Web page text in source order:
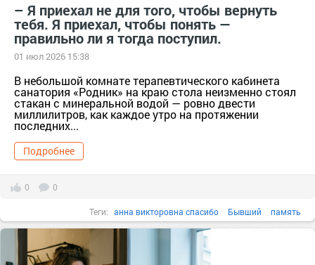
– Я приехал не для того, чтобы вернуть
тебя. Я приехал, чтобы понять —
правильно ли я тогда поступил.
01 июл 2026 15:38
В небольшой комнате терапевтического кабинета
санатория «Родник» на краю стола неизменно стоял
стакан с минеральной водой — ровно двести
миллилитров, как каждое утро на протяжении
последних...
Подробнее
0 0
Теги: анна викторовна спасибо Бывший память